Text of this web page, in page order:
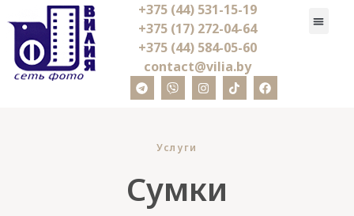
+375 (44) 531-15-19
+375 (17) 272-04-64
+375 (44) 584-05-60
contact@vilia.by
Услуги
Сумки